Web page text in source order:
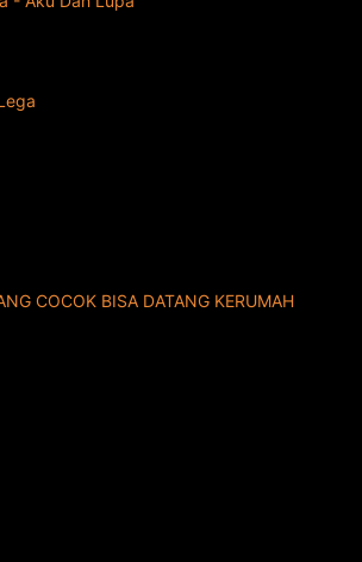
COCOK BISA DATANG KERUMAH